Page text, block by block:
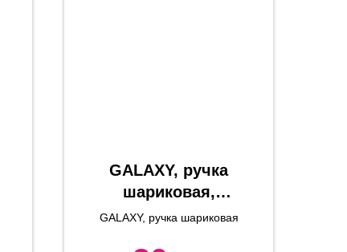
GALAXY, ручка
шариковая,
красный/хром,
GALAXY, ручка шариковая